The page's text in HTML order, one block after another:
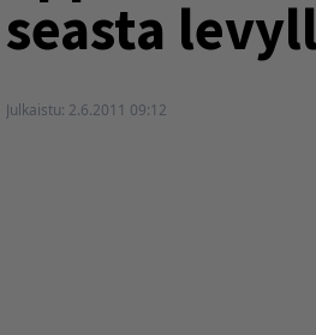
seasta
Julkaistu: 2.6.2011 09:12